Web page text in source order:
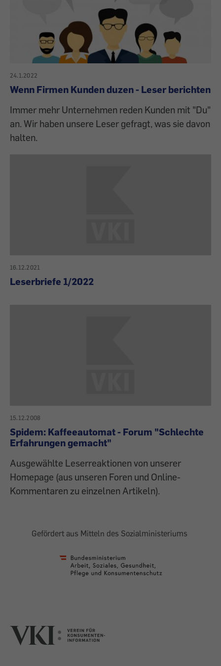
24.1.2022
Wenn Firmen Kunden duzen - Leser berichten
Immer mehr Unternehmen reden Kunden mit "Du"
an. Wir haben unsere Leser gefragt, was sie davon
halten.
16.12.2021
Leserbriefe 1/2022
15.12.2008
Spidem: Kaffeeautomat - Forum "Schlechte
Erfahrungen gemacht"
Ausgewählte Leserreaktionen von unserer
Homepage (aus unseren Foren und Online-
Kommentaren zu einzelnen Artikeln).
Gefördert aus Mitteln des Sozialministeriums